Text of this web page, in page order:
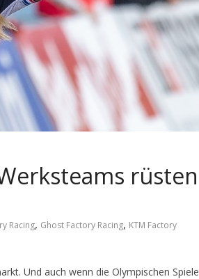
rüsten
Racing, Ghost Factory Racing, KTM Factory
Und auch wenn die Olympischen Spiele